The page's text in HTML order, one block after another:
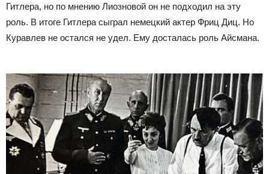
Гитлера, но по мнению Лиозновой он не подходил на эту
роль. В итоге Гитлера сыграл немецкий актер Фриц Диц. Но
Куравлев не остался не удел. Ему досталась роль Айсмана.